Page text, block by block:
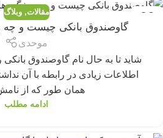
06 مقالات,وبلاگ
گاوصندوق بانکی چیست و چه
موحدی
شاید تا به حال نام گاوصندوق بانکی
اطلاعات زیادی در رابطه با آن
همان طور که از
ادامه مطلب